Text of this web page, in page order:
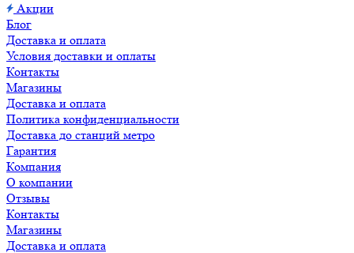
Акции
Блог
Доставка и оплата
Условия доставки и оплаты
Контакты
Магазины
Доставка и оплата
Политика конфиденциальности
Доставка до станций метро
Гарантия
Компания
О компании
Отзывы
Контакты
Магазины
Доставка и оплата